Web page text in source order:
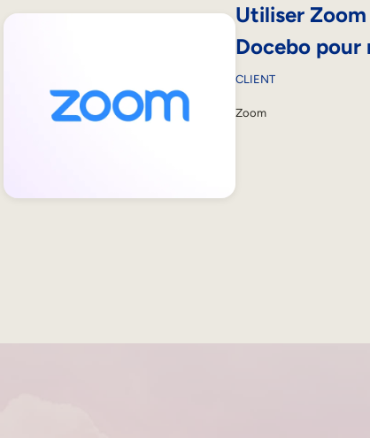
Utiliser
Docebo
CLIENT
Zoom